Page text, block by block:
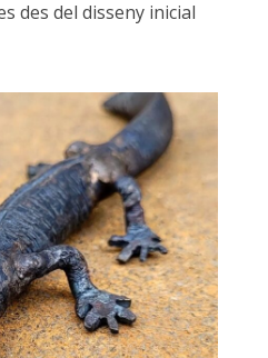
des del disseny inicial